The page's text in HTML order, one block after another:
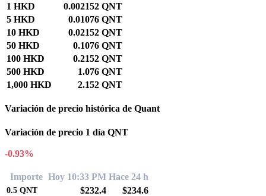
1 HKD
0.002152 QNT
5 HKD
0.01076 QNT
10 HKD
0.02152 QNT
50 HKD
0.1076 QNT
100 HKD
0.2152 QNT
500 HKD
1.076 QNT
1,000 HKD
2.152 QNT
Variación de precio histórica de Quant
Variación de precio 1 día QNT
-0.93%
Importe Hoy 10:33 PM Hace 24 h
0.5 QNT $232.4 $234.6